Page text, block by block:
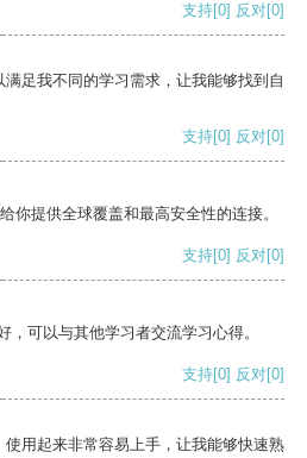
支持[0] 反对[0]
足我不同的学习需求，让我能够找到自
支持[0] 反对[0]
你提供全球覆盖和最高安全性的连接。
支持[0] 反对[0]
，可以与其他学习者交流学习心得。
支持[0] 反对[0]
用起来非常容易上手，让我能够快速熟